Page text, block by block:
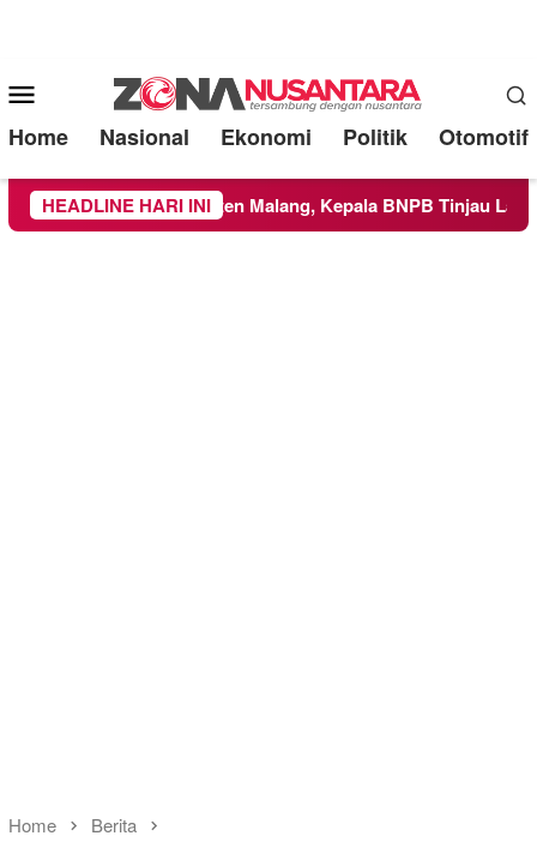
Mobile
Menu
Home Nasional Ekonomi Politik Otomotif
HEADLINE HARI INI
Kabupaten Malang, Kepala BNPB Tinjau Langsung Lokasi
Home Berita